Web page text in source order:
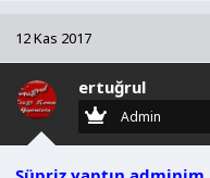
i
l
e
r
12 Kas 2017
ertuğrul
Admin